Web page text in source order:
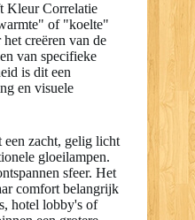
Kleur Correlatie
of "koelte"
creëren van de
van specifieke
is dit een
en visuele
zacht, gelig licht
gloeilampen.
sfeer. Het
comfort belangrijk
hotel lobby's of